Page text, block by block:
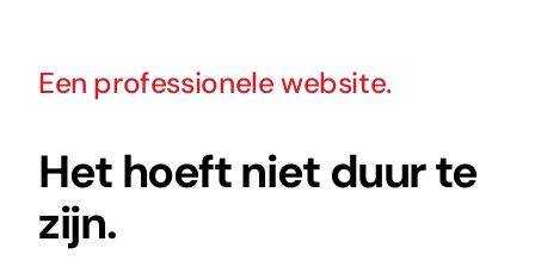
Een professionele website.
Het hoeft niet duur te
zijn.